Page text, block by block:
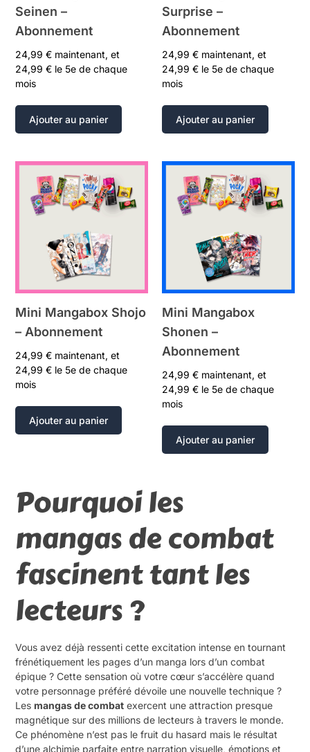
Seinen –
Abonnement
24,99€ maintenant, et
24,99€ le 5e de chaque
mois
Ajouter au panier
Surprise –
Abonnement
24,99 € maintenant, et
24,99 € le 5e de chaque
mois
Ajouter au panier
Mini Mangabox Shojo
– Abonnement
24,99€ maintenant, et
24,99€ le 5e de chaque
mois
Ajouter au panier
Mini Mangabox
Shonen –
Abonnement
24,99 € maintenant, et
24,99 € le 5e de chaque
mois
Ajouter au panier
Pourquoi les
mangas de combat
fascinent tant les
lecteurs ?
Vous avez déjà ressenti cette excitation intense en tournant
frénétiquement les pages d’un manga lors d’un combat
épique ? Cette sensation où votre cœur s’accélère quand
votre personnage préféré dévoile une nouvelle technique ?
Lesmangas de combat exercent une attraction presque
magnétique sur des millions de lecteurs à travers le monde.
Ce phénomène n’est pas le fruit du hasard mais le résultat
d’une alchimie parfaite entre narration visuelle, émotions et